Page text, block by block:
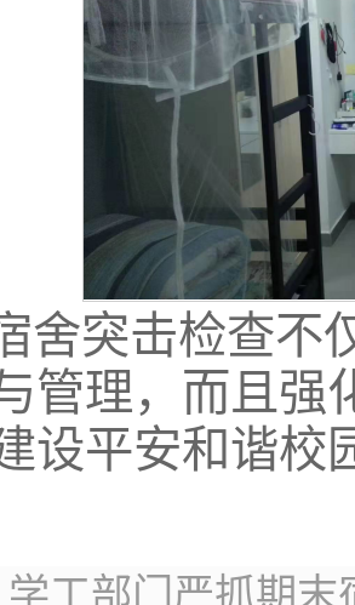
舍突击检查不
管理，而且强
设平安和谐校
学工部门严抓期末